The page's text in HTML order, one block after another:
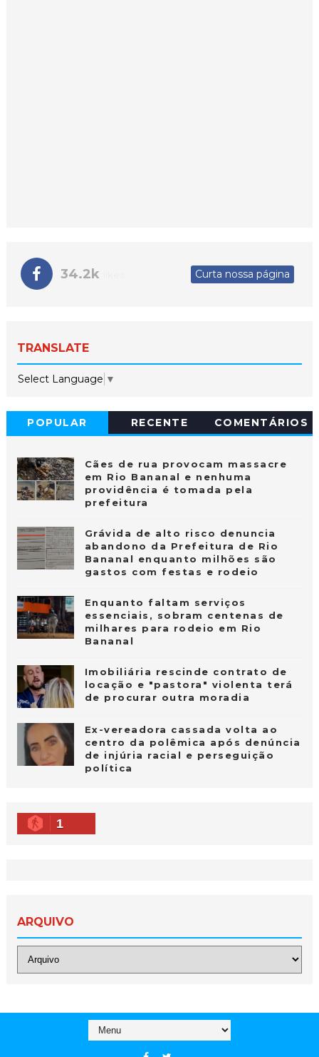
34.2k Curta nossa página
TRANSLATE
Select Language ▼
POPULAR RECENTE COMENTÁRIOS
Cães de rua provocam massacre
em Rio Bananal e nenhuma
providência é tomada pela
prefeitura
Grávida de alto risco denuncia
abandono da Prefeitura de Rio
Bananal enquanto milhões são
gastos com festas e rodeio
Enquanto faltam serviços
essenciais, sobram centenas de
milhares para rodeio em Rio
Bananal
Imobiliária rescinde contrato de
locação e "pastora" violenta terá
de procurar outra moradia
Ex-vereadora cassada volta ao
centro da polêmica após denúncia
de injúria racial e perseguição
política
1
ARQUIVO